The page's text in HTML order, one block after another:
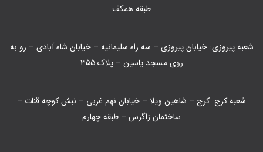
طبقه همکف
شعبه پیروزی: خیابان پیروزی – سه راه سلیمانیه – خیابان شاه آبادی – رو به
روی مسجد یاسین – پلاک ۳۵۵
شعبه کرج: کرج – شاهین ویلا – خیابان نهم غربی – نبش کوچه قنات –
ساختمان زاگرس – طبقه چهارم